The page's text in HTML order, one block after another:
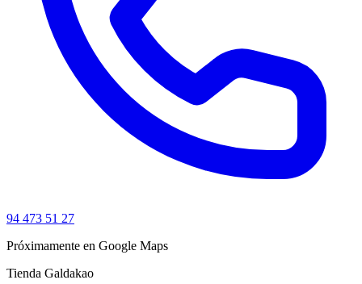
94 473 51 27
Próximamente en Google Maps
Tienda Galdakao